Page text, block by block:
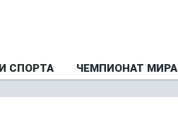
СПОРТА ЧЕМПИОНАТ МИРА